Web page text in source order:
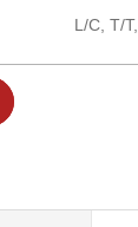
L/C, T/T,